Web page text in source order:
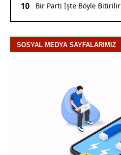
10 Bir Parti İşte Böyle Bitirilir
SOSYAL MEDYA SAYFALARIMIZ